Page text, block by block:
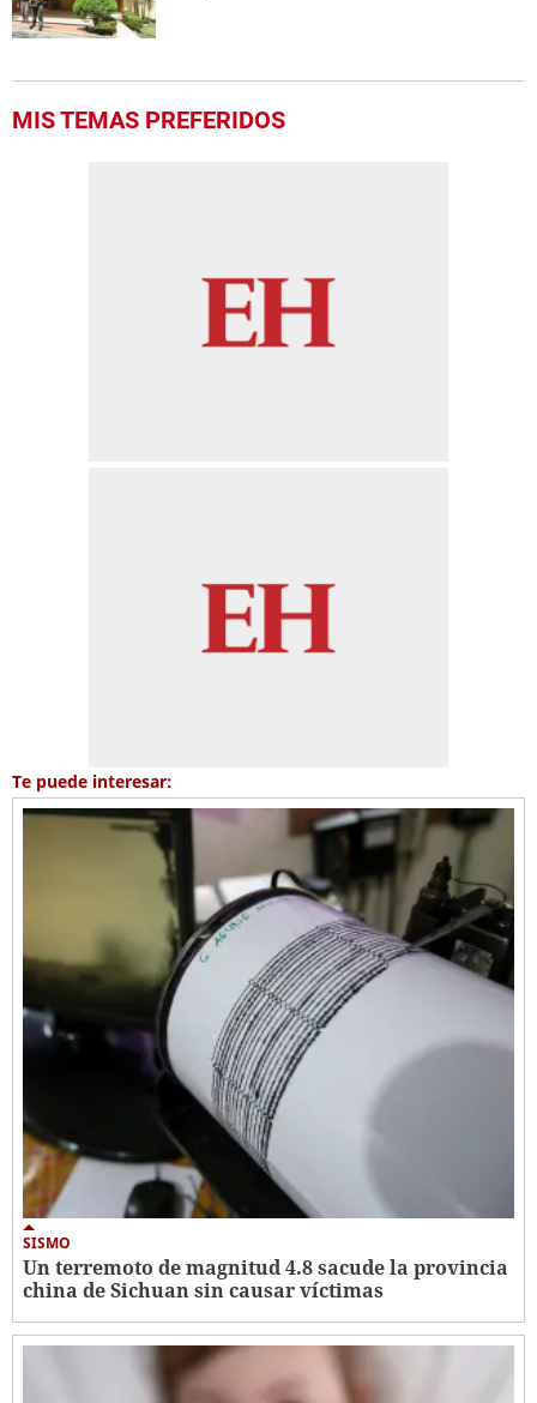
MIS TEMAS PREFERIDOS
Te puede interesar:
SISMO
Un terremoto de magnitud 4.8 sacude la provincia
china de Sichuan sin causar víctimas